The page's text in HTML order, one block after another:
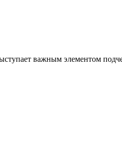
важным элементом